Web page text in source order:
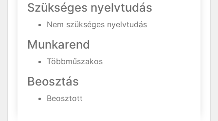
Szükséges nyelvtudás
Nem szükséges nyelvtudás
Munkarend
Többműszakos
Beosztás
Beosztott